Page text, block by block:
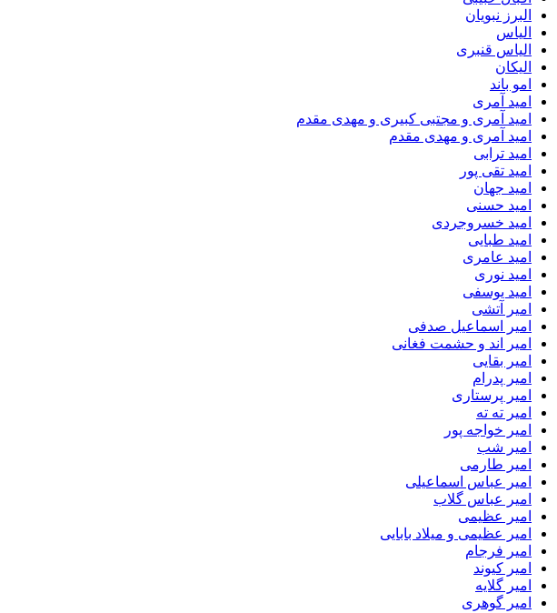
البرز نبویان
الیاس
الیاس قنبرى
الیکان
امو باند
امید آمری
امید آمری و مجتبی کبیری و مهدى مقدم
امید آمری و مهدی مقدم
امید ترابی
امید تقی پور
امید جهان
امید حسنی
امید خسروجردی
امید طبایی
امید عامری
امید نوری
امید یوسفی
امیر آتشی
امیر اسماعیل صدفی
امیر اند و حشمت فغانی
امیر بقایی
امیر پدرام
امیر پرستاری
امیر ته ته
امیر خواجه پور
امیر شب
امیر طارمی
امیر عباس اسماعیلی
امیر عباس گلاب
امیر عظیمی
امیر عظیمی و میلاد بابایی
امیر فرجام
امیر کیوند
امیر گلایه
امیر گوهری